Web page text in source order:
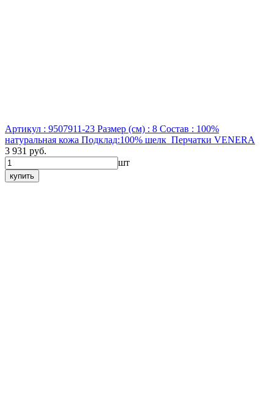
Артикул : 9507911-23 Размер (см) : 8 Состав : 100%
натуральная кожа Подклад:100% шелк Перчатки VENERA
3 931 руб.
шт
купить